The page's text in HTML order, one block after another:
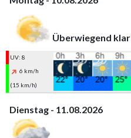
Überwiegend klar
UV: 8
6 km/h
(15 km/h)
Dienstag - 11.08.2026